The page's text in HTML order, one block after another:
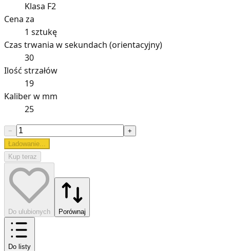
Klasa F2
Cena za
1 sztukę
Czas trwania w sekundach (orientacyjny)
30
Ilość strzałów
19
Kaliber w mm
25
−
+
Ładowanie...
Kup teraz
Do ulubionych Porównaj
Do listy